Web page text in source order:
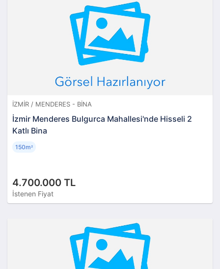
İZMIR / MENDERES - BINA
İzmir Menderes Bulgurca Mahallesi'nde Hisseli 2
Katlı Bina
4.700.000 TL
İstenen Fiyat
150m²